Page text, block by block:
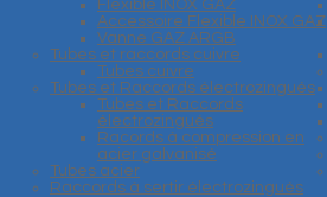
Flexible INOX GAZ
Accessoire Flexible INOX GAZ
Vanne GAZ ARGB
Tubes et raccords cuivre
Tubes cuivre
Tubes et Raccords électrozingués
Tubes et Raccords
électrozingués
Racords à compression en
acier galvanisé
Tubes acier
Raccords à sertir électrozingués